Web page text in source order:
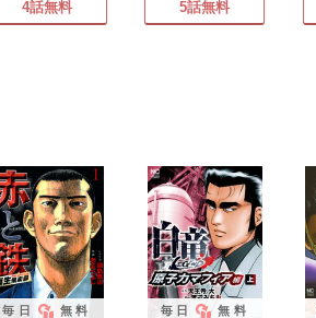
4話無料 5話無料
毎日 無料 毎日 無料